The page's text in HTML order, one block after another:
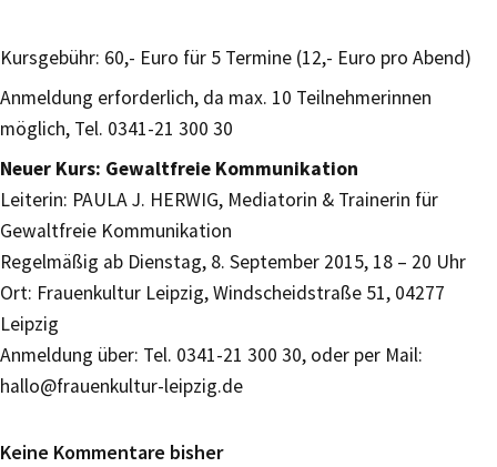
Kursgebühr: 60,- Euro für 5 Termine (12,- Euro pro Abend)
Anmeldung erforderlich, da max. 10 Teilnehmerinnen
möglich, Tel. 0341-21 300 30
Neuer Kurs: Gewaltfreie Kommunikation
Leiterin: PAULA J. HERWIG, Mediatorin & Trainerin für
Gewaltfreie Kommunikation
Regelmäßig ab Dienstag, 8. September 2015, 18 – 20 Uhr
Ort: Frauenkultur Leipzig, Windscheidstraße 51, 04277
Leipzig
Anmeldung über: Tel. 0341-21 300 30, oder per Mail:
hallo@frauenkultur-leipzig.de
Keine Kommentare bisher